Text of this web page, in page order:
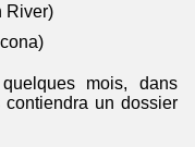
River)
mois, dans
un dossier